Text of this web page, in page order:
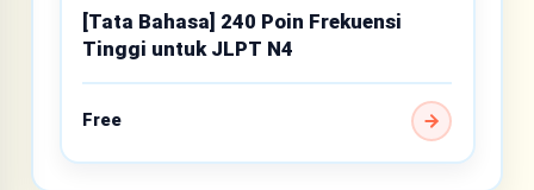
[Tata Bahasa] 240 Poin Frekuensi
Tinggi untuk JLPT N4
Free